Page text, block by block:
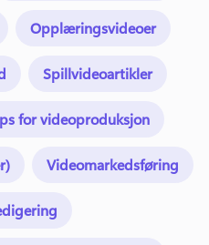
Opplæringsvideoer
Spillvideoartikler
for videoproduksjon
Videomarkedsføring